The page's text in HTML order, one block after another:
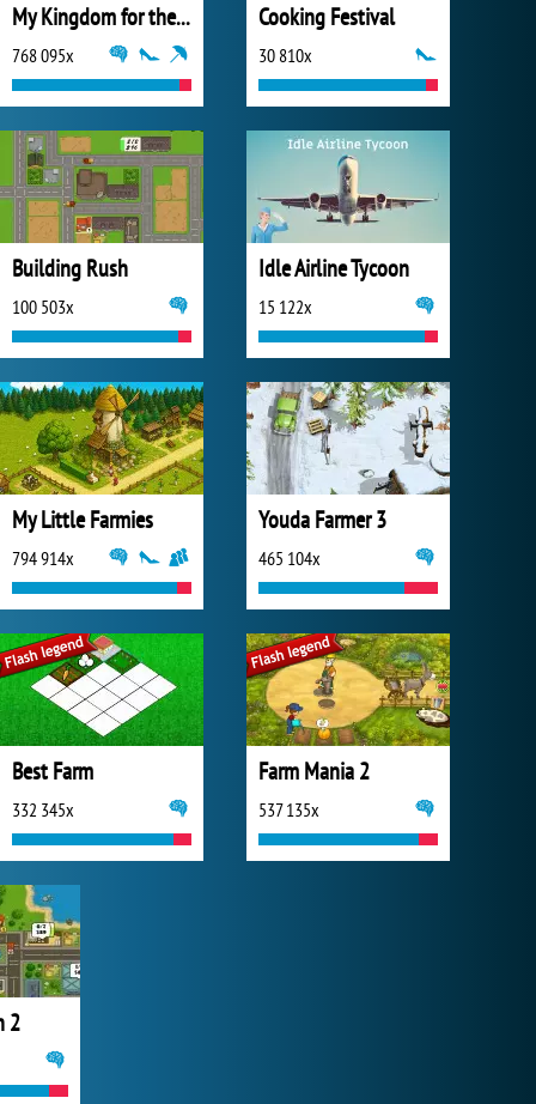
My Kingdom for the Princess Plná verze
768 095x
Cooking Festival
30 810x
Building Rush
100 503x
Idle Airline Tycoon
15 122x
My Little Farmies
794 914x
Youda Farmer 3
465 104x
Best Farm
332 345x
Farm Mania 2
537 135x
2